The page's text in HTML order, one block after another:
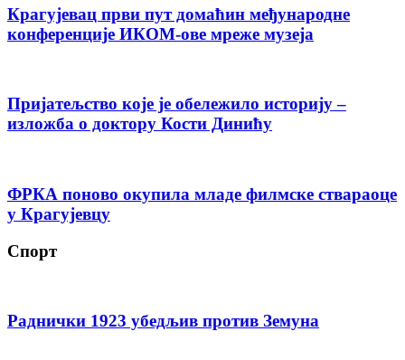
Крагујевац први пут домаћин међународне
конференције ИКОМ-ове мреже музеја
Пријатељство које је обележило историју –
изложба о доктору Кости Динићу
ФРКА поново окупила младе филмске ствараоце
у Крагујевцу
Спорт
Раднички 1923 убедљив против Земуна